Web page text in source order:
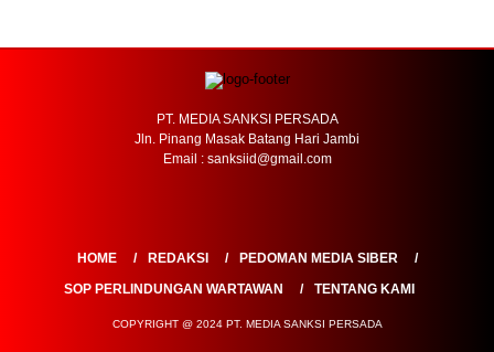
PT. MEDIA SANKSI PERSADA
Jln. Pinang Masak Batang Hari Jambi
Email : sanksiid@gmail.com
HOME REDAKSI
PEDOMAN MEDIA SIBER
SOP PERLINDUNGAN WARTAWAN
TENTANG KAMI
COPYRIGHT @ 2024 PT. MEDIA SANKSI PERSADA